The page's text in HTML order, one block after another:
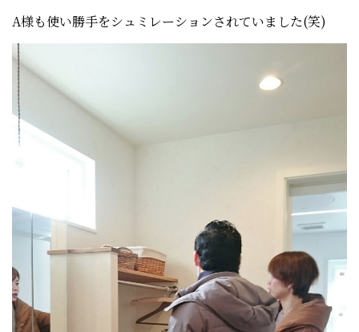
A様も使い勝手をシュミレーションされていました(笑)